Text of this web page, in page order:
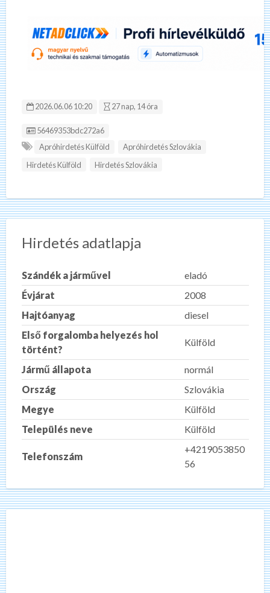
2026.06.06 10:20 27 nap, 14 óra
Hirdetés ID:
56469353bdc272a6
Apróhirdetés Külföld
Apróhirdetés Szlovákia
Hirdetés Külföld
Hirdetés Szlovákia
Hirdetés adatlapja
Szándék a járművel
eladó
Évjárat
2008
Hajtóanyag
diesel
Első forgalomba helyezés hol
történt?
Külföld
Jármű állapota
normál
Ország
Szlovákia
Megye
Külföld
Település neve
Külföld
Telefonszám
+4219053850
56